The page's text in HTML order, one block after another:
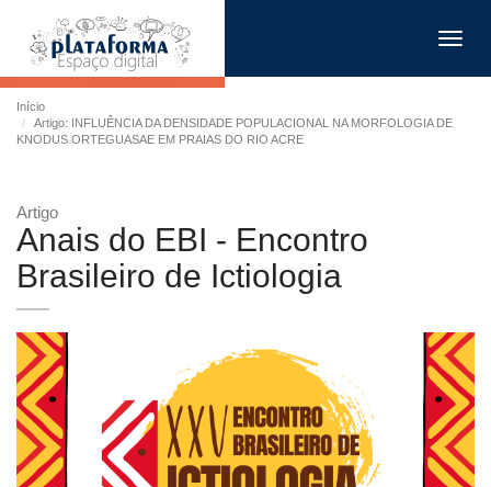
Início
Artigo: INFLUÊNCIA DA DENSIDADE POPULACIONAL NA MORFOLOGIA DE
KNODUS ORTEGUASAE EM PRAIAS DO RIO ACRE
Artigo
Anais do EBI - Encontro
Brasileiro de Ictiologia